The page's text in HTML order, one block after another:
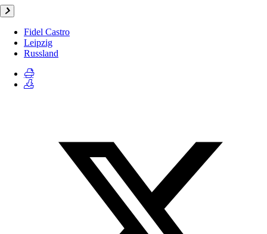
Fidel Castro
Leipzig
Russland